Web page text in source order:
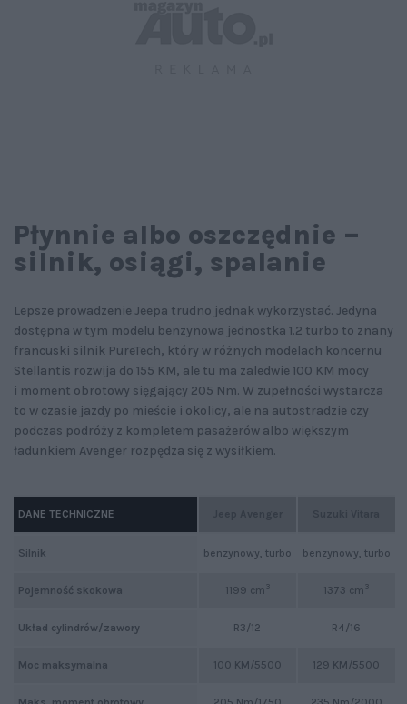
Płynnie albo oszczędnie –
silnik, osiągi, spalanie
Lepsze prowadzenie Jeepa trudno jednak wykorzystać. Jedyna
dostępna w tym modelu benzynowa jednostka 1.2 turbo to znany
francuski silnik PureTech, który w różnych modelach koncernu
Stellantis rozwija do 155 KM, ale tu ma zaledwie 100 KM mocy
i moment obrotowy sięgający 205 Nm. W zupełności wystarcza
to w czasie jazdy po mieście i okolicy, ale na autostradzie czy
podczas podróży z kompletem pasażerów albo większym
ładunkiem Avenger rozpędza się z wysiłkiem.
benzynowy, turbo benzynowy, turbo
1199 cm 3 1373 cm 3
R3/12 R4/16
100 KM/5500 129 KM/5500
DANE TECHNICZNE
Silnik
Pojemność skokowa
Układ cylindrów/zawory
Moc maksymalna